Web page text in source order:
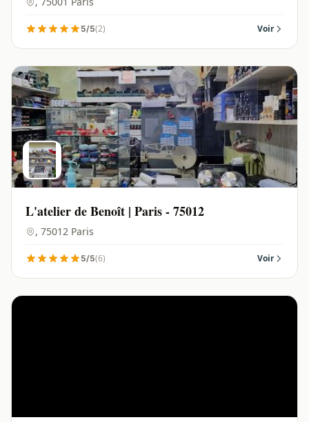
5/5(2) Voir
L'atelier de Benoît | Paris - 75012
, 75012 Paris
5/5(6) Voir